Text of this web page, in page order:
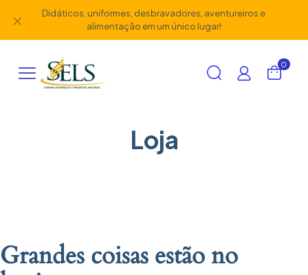
Didáticos, uniformes, desbravadores, aventureiros e
alimentação em um único lugar!
✕
0
Loja
Grandes coisas estão no